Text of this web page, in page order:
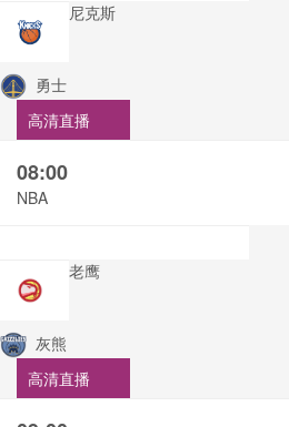
尼克斯
勇士
高清直播
08:00
NBA
老鹰
灰熊
高清直播